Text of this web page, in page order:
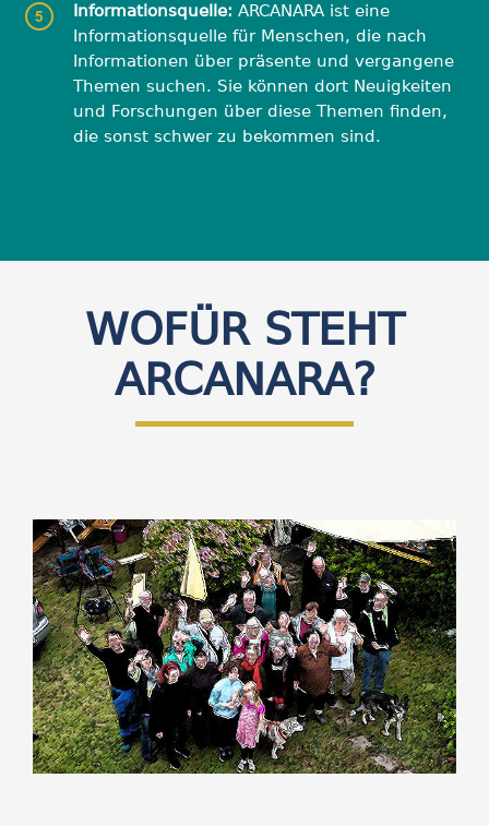
Informationsquelle: ARCANARA ist eine
Informationsquelle für Menschen, die nach
Informationen über präsente und vergangene
Themen suchen. Sie können dort Neuigkeiten
und Forschungen über diese Themen finden,
die sonst schwer zu bekommen sind.
WOFÜR STEHT
ARCANARA?